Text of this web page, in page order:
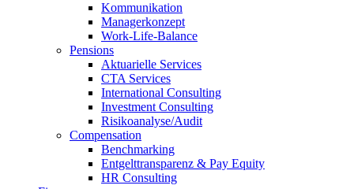
Kommunikation
Managerkonzept
Work-Life-Balance
Pensions
Aktuarielle Services
CTA Services
International Consulting
Investment Consulting
Risikoanalyse/Audit
Compensation
Benchmarking
Entgelttransparenz & Pay Equity
HR Consulting